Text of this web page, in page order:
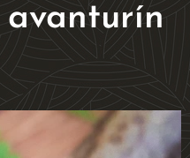
avanturín